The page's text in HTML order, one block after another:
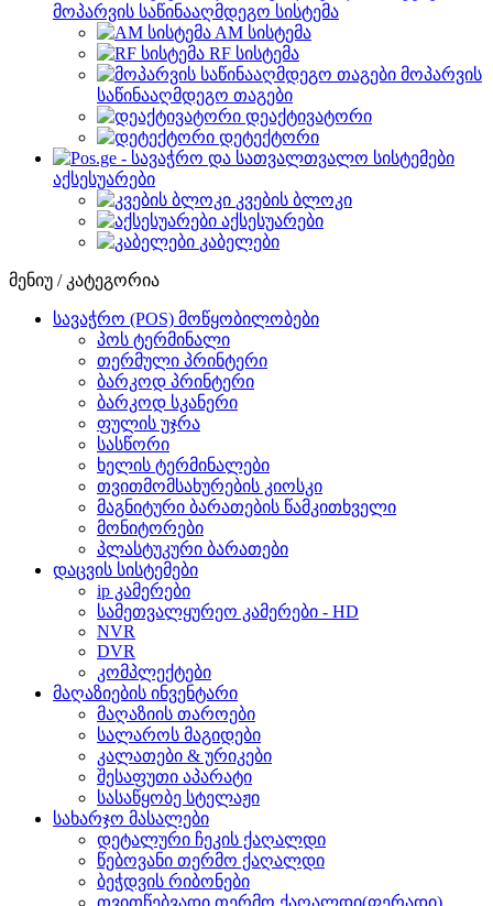
მოპარვის საწინააღმდეგო სისტემა
AM სისტემა
RF სისტემა
მოპარვის
საწინააღმდეგო თაგები
დეაქტივატორი
დეტექტორი
აქსესუარები
კვების ბლოკი
აქსესუარები
კაბელები
მენიუ / კატეგორია
სავაჭრო (POS) მოწყობილობები
პოს ტერმინალი
თერმული პრინტერი
ბარკოდ პრინტერი
ბარკოდ სკანერი
ფულის უჯრა
სასწორი
ხელის ტერმინალები
თვითმომსახურების კიოსკი
მაგნიტური ბარათების წამკითხველი
მონიტორები
პლასტუკური ბარათები
დაცვის სისტემები
ip კამერები
სამეთვალყურეო კამერები - HD
NVR
DVR
კომპლექტები
მაღაზიების ინვენტარი
მაღაზიის თაროები
სალაროს მაგიდები
კალათები & ურიკები
შესაფუთი აპარატი
სასაწყობე სტელაჟი
სახარჯო მასალები
დეტალური ჩეკის ქაღალდი
წებოვანი თერმო ქაღალდი
ბეჭდვის რიბონები
თვითწებვადი თერმო ქაღალდი(ფერადი)